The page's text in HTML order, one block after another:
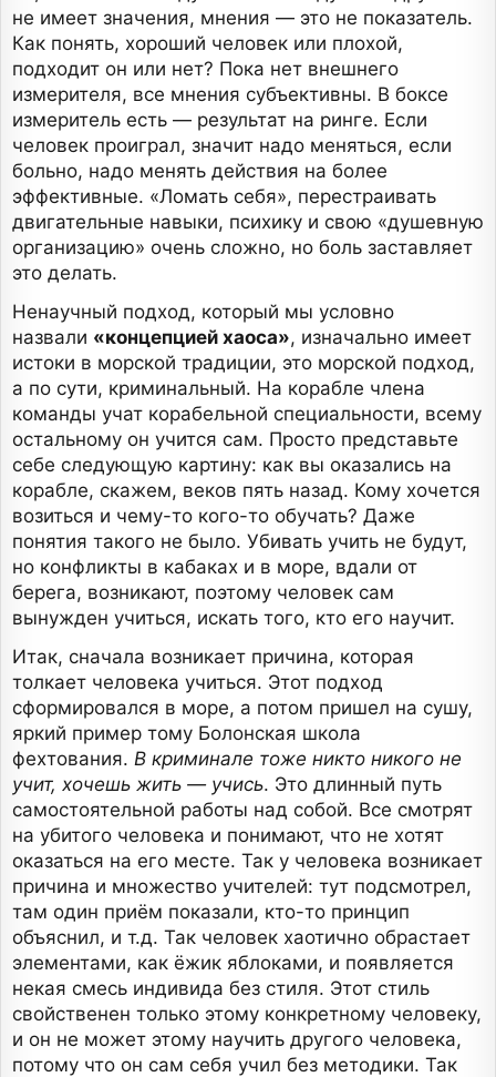
не имеет значения, мнения — это не показатель.
Как понять, хороший человек или плохой,
подходит он или нет? Пока нет внешнего
измерителя, все мнения субъективны. В боксе
измеритель есть — результат на ринге. Если
человек проиграл, значит надо меняться, если
больно, надо менять действия на более
эффективные. «Ломать себя», перестраивать
двигательные навыки, психику и свою «душевную
организацию» очень сложно, но боль заставляет
это делать.
Ненаучный подход, который мы условно
назвали «концепцией хаоса», изначально имеет
истоки в морской традиции, это морской подход,
а по сути, криминальный. На корабле члена
команды учат корабельной специальности, всему
остальному он учится сам. Просто представьте
себе следующую картину: как вы оказались на
корабле, скажем, веков пять назад. Кому хочется
возиться и чему-то кого-то обучать? Даже
понятия такого не было. Убивать учить не будут,
но конфликты в кабаках и в море, вдали от
берега, возникают, поэтому человек сам
вынужден учиться, искать того, кто его научит.
Итак, сначала возникает причина, которая
толкает человека учиться. Этот подход
сформировался в море, а потом пришел на сушу,
яркий пример тому Болонская школа
фехтования. В криминале тоже никто никого не
учит, хочешь жить — учись. Это длинный путь
самостоятельной работы над собой. Все смотрят
на убитого человека и понимают, что не хотят
оказаться на его месте. Так у человека возникает
причина и множество учителей: тут подсмотрел,
там один приём показали, кто-то принцип
объяснил, и т.д. Так человек хаотично обрастает
элементами, как ёжик яблоками, и появляется
некая смесь индивида без стиля. Этот стиль
свойственен только этому конкретному человеку,
и он не может этому научить другого человека,
потому что он сам себя учил без методики. Так